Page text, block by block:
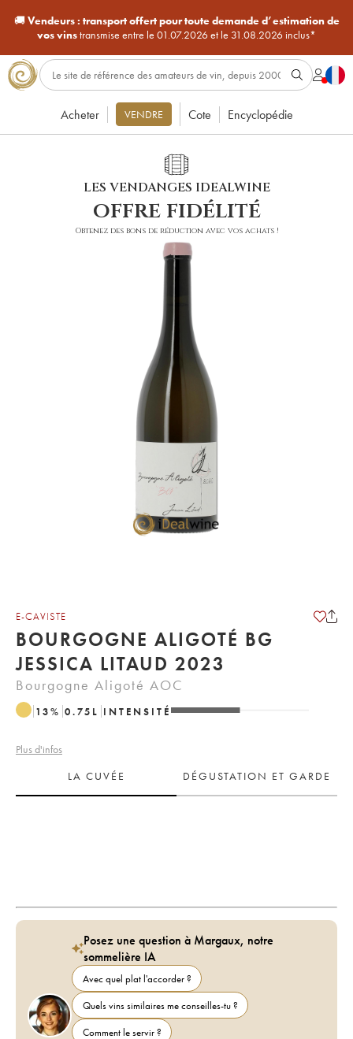
🚚Vendeurs : transport offert pour toute demande d’estimation de
vos vinstransmise entre le 01.07.2026 et le 31.08.2026 inclus*
Acheter VENDRE Cote Encyclopédie
LES VENDANGES IDEALWINE
offre fidélité
Obtenez des bons de réduction avec vos achats !
E-CAVISTE
BOURGOGNE ALIGOTÉ BG
JESSICA LITAUD 2023
Bourgogne Aligoté AOC
13% 0.75 L INTENSITÉ
Plus d'infos
LA CUVÉE
DÉGUSTATION ET GARDE
Posez une question à Margaux, notre
sommelière IA
Avec quel plat l'accorder ?
Quels vins similaires me conseilles-tu ?
Comment le servir ?